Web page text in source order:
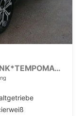
Expression TCe 130*SMARTLINK*TEMPOMAT*LED*PDC-KAMERA*SHZ*KLIMA*17-ZOLL